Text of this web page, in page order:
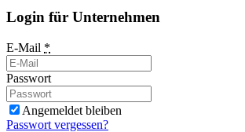
Login für Unternehmen
E-Mail *
Passwort
Angemeldet bleiben
Passwort vergessen?